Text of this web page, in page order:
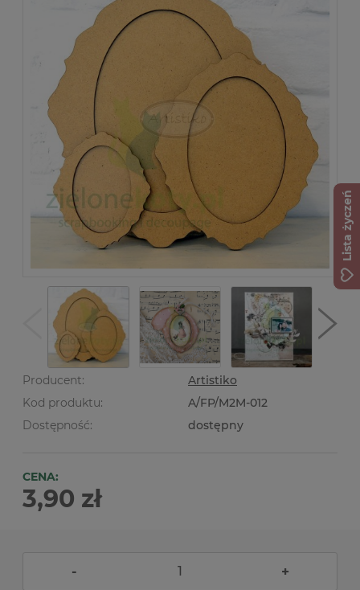
Producent:
Artistiko
Kod produktu:
A/FP/M2M-012
Dostępność:
dostępny
CENA:
3,90 zł
- +
Lista życzeń